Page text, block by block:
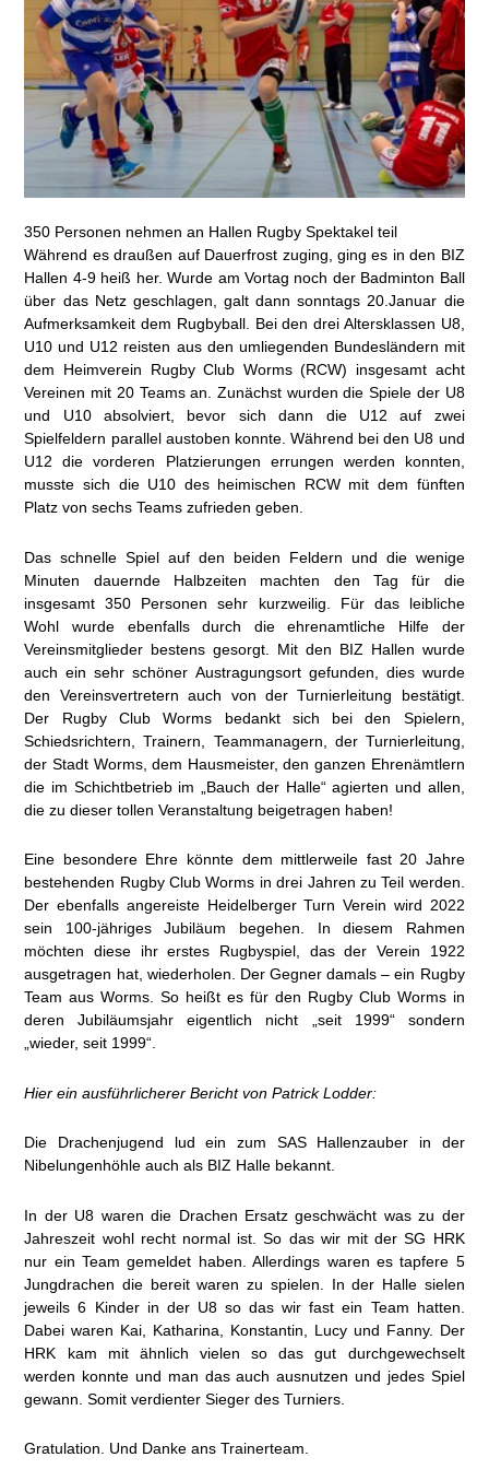
350 Personen nehmen an Hallen Rugby Spektakel teil
Während es draußen auf Dauerfrost zuging, ging es in den BIZ
Hallen 4-9 heiß her. Wurde am Vortag noch der Badminton Ball
über das Netz geschlagen, galt dann sonntags 20.Januar die
Aufmerksamkeit dem Rugbyball. Bei den drei Altersklassen U8,
U10 und U12 reisten aus den umliegenden Bundesländern mit
dem Heimverein Rugby Club Worms (RCW) insgesamt acht
Vereinen mit 20 Teams an. Zunächst wurden die Spiele der U8
und U10 absolviert, bevor sich dann die U12 auf zwei
Spielfeldern parallel austoben konnte. Während bei den U8 und
U12 die vorderen Platzierungen errungen werden konnten,
musste sich die U10 des heimischen RCW mit dem fünften
Platz von sechs Teams zufrieden geben.
Das schnelle Spiel auf den beiden Feldern und die wenige
Minuten dauernde Halbzeiten machten den Tag für die
insgesamt 350 Personen sehr kurzweilig. Für das leibliche
Wohl wurde ebenfalls durch die ehrenamtliche Hilfe der
Vereinsmitglieder bestens gesorgt. Mit den BIZ Hallen wurde
auch ein sehr schöner Austragungsort gefunden, dies wurde
den Vereinsvertretern auch von der Turnierleitung bestätigt.
Der Rugby Club Worms bedankt sich bei den Spielern,
Schiedsrichtern, Trainern, Teammanagern, der Turnierleitung,
der Stadt Worms, dem Hausmeister, den ganzen Ehrenämtlern
die im Schichtbetrieb im „Bauch der Halle“ agierten und allen,
die zu dieser tollen Veranstaltung beigetragen haben!
Eine besondere Ehre könnte dem mittlerweile fast 20 Jahre
bestehenden Rugby Club Worms in drei Jahren zu Teil werden.
Der ebenfalls angereiste Heidelberger Turn Verein wird 2022
sein 100-jähriges Jubiläum begehen. In diesem Rahmen
möchten diese ihr erstes Rugbyspiel, das der Verein 1922
ausgetragen hat, wiederholen. Der Gegner damals – ein Rugby
Team aus Worms. So heißt es für den Rugby Club Worms in
deren Jubiläumsjahr eigentlich nicht „seit 1999“ sondern
„wieder, seit 1999“.
Hier ein ausführlicherer Bericht von Patrick Lodder:
Die Drachenjugend lud ein zum SAS Hallenzauber in der
Nibelungenhöhle auch als BIZ Halle bekannt.
In der U8 waren die Drachen Ersatz geschwächt was zu der
Jahreszeit wohl recht normal ist. So das wir mit der SG HRK
nur ein Team gemeldet haben. Allerdings waren es tapfere 5
Jungdrachen die bereit waren zu spielen. In der Halle sielen
jeweils 6 Kinder in der U8 so das wir fast ein Team hatten.
Dabei waren Kai, Katharina, Konstantin, Lucy und Fanny. Der
HRK kam mit ähnlich vielen so das gut durchgewechselt
werden konnte und man das auch ausnutzen und jedes Spiel
gewann. Somit verdienter Sieger des Turniers.
Gratulation. Und Danke ans Trainerteam.